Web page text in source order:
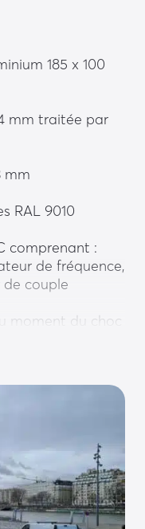
185 x 100
mm traitée par
mm
RAL 9010
comprenant :
de fréquence,
de couple
moment du choc